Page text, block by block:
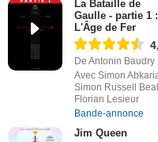
La Bataille de
Gaulle - partie 1 :
L'Âge de Fer
De Antonin Baudry
Avec Simon
Simon Russell
Florian Lesieur
Bande-annonce
Jim Queen